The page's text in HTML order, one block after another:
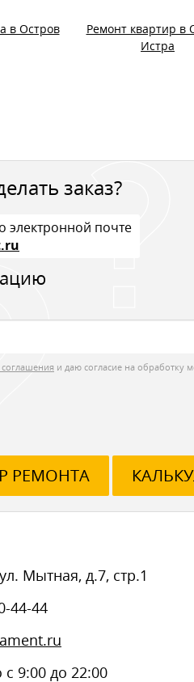
в Остров
Ремонт квартир в
Истра
заказ?
электронной почте
соглашения и даю согласие на обработку
РЕМОНТА
ул. Мытная, д.7, стр.1
44-44
9:00 до 22:00